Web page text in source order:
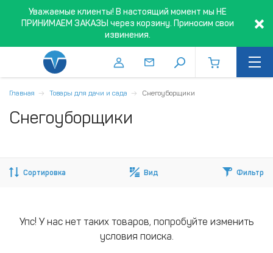
Уважаемые клиенты! В настоящий момент мы НЕ
ПРИНИМАЕМ ЗАКАЗЫ через корзину. Приносим свои
извинения.
Главная Товары для дачи и сада Снегоуборщики
Снегоуборщики
Сортировка Вид Фильтр
Упс! У нас нет таких товаров, попробуйте изменить
условия поиска.